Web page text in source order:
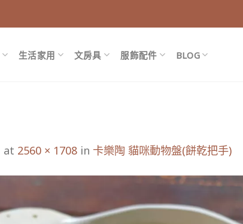
生活家用 文房具 服飾配件 BLOG
at 2560 × 1708 in 卡樂陶 貓咪動物盤(餅乾把手)